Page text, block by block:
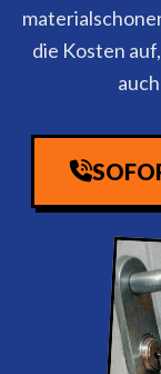
die Kosten